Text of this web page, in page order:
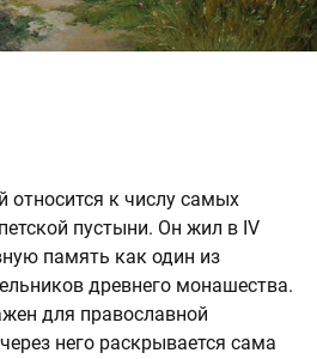
к числу самых
пустыни. Он жил в IV
память как один из
древнего монашества.
для православной
него раскрывается сама